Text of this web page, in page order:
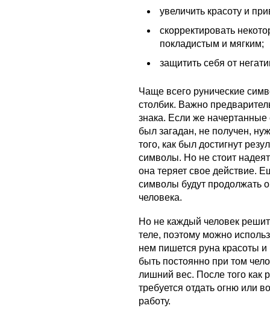
увеличить красоту и
скорректировать
покладистым и мягким;
защитить себя от
Чаще всего рунические
столбик. Важно
знака. Если же начертанные
был загадан, не получен,
того, как был достигнут
символы. Но не стоит
она теряет свое действие.
символы будут продолжать
человека.
Но не каждый человек
теле, поэтому можно
нем пишется руна красоты и
быть постоянно при том
лишний вес. После того как
требуется отдать огню или
работу.